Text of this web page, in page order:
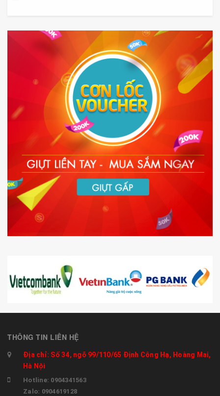
THÔNG TIN LIÊN HỆ
Địa chỉ: Số 34, ngõ 99/110/65 Định Công Hạ, Hoàng Mai,
Hà Nội
Hotline: 0904341563
Zalo: 0904619128